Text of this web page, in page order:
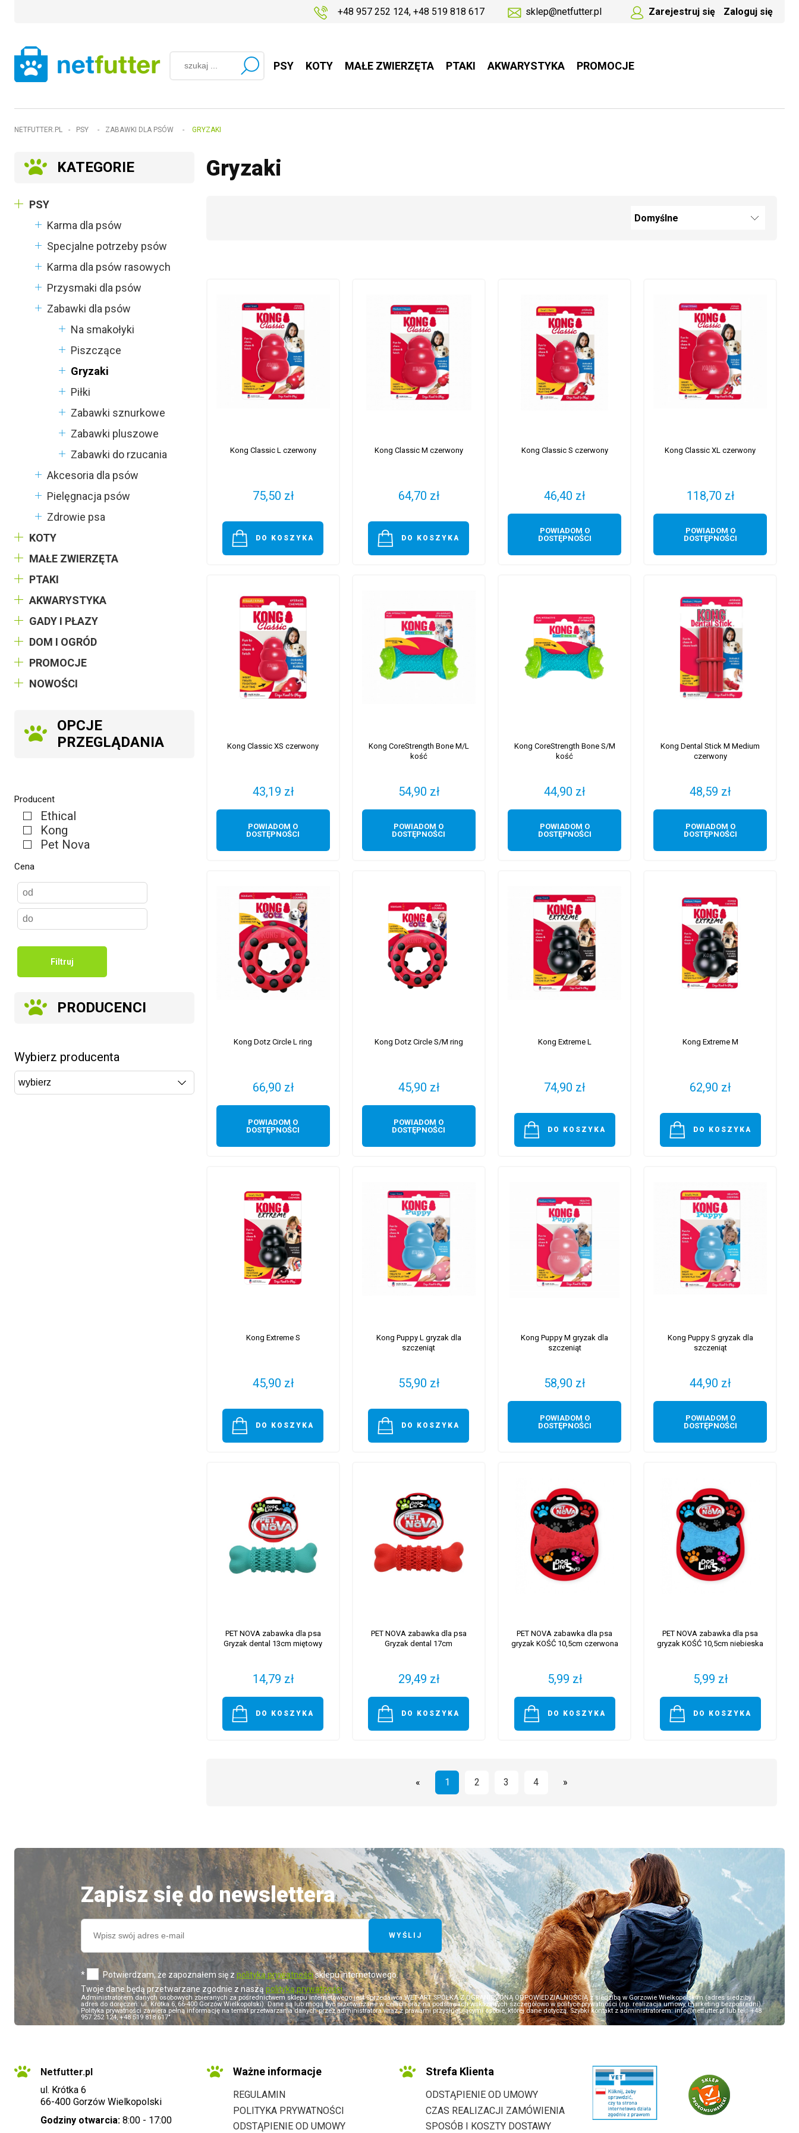
+48 957 252 124, +48 519 818 617 sklep@netfutter.pl Zarejestruj się Zaloguj się
PSY KOTY MAŁE ZWIERZĘTA PTAKI AKWARYSTYKA PROMOCJE
NETFUTTER.PL - PSY - ZABAWKI DLA PSÓW - GRYZAKI
KATEGORIE
PSY
Karma dla psów
Specjalne potrzeby psów
Karma dla psów rasowych
Przysmaki dla psów
Zabawki dla psów
Na smakołyki
Piszczące
Gryzaki
Piłki
Zabawki sznurkowe
Zabawki pluszowe
Zabawki do rzucania
Akcesoria dla psów
Pielęgnacja psów
Zdrowie psa
KOTY
MAŁE ZWIERZĘTA
PTAKI
AKWARYSTYKA
GADY I PŁAZY
DOM I OGRÓD
PROMOCJE
NOWOŚCI
OPCJE
PRZEGLĄDANIA
Producent
Ethical
Kong
Pet Nova
Cena
Filtruj
PRODUCENCI
Wybierz producenta
Gryzaki
Kong Classic L czerwony
75,50 zł
DO KOSZYKA
Kong Classic M czerwony
64,70 zł
DO KOSZYKA
Kong Classic S czerwony
46,40 zł
POWIADOM O
DOSTĘPNOŚCI
Kong Classic XL czerwony
118,70 zł
POWIADOM O
DOSTĘPNOŚCI
Kong Classic XS czerwony
43,19 zł
POWIADOM O
DOSTĘPNOŚCI
Kong CoreStrength Bone M/L
kość
54,90 zł
POWIADOM O
DOSTĘPNOŚCI
Kong CoreStrength Bone S/M
kość
44,90 zł
POWIADOM O
DOSTĘPNOŚCI
Kong Dental Stick M Medium
czerwony
48,59 zł
POWIADOM O
DOSTĘPNOŚCI
Kong Dotz Circle L ring
66,90 zł
POWIADOM O
DOSTĘPNOŚCI
Kong Dotz Circle S/M ring
45,90 zł
POWIADOM O
DOSTĘPNOŚCI
Kong Extreme L
74,90 zł
DO KOSZYKA
Kong Extreme M
62,90 zł
DO KOSZYKA
Kong Extreme S
45,90 zł
DO KOSZYKA
Kong Puppy L gryzak dla
szczeniąt
55,90 zł
DO KOSZYKA
Kong Puppy M gryzak dla
szczeniąt
58,90 zł
POWIADOM O
DOSTĘPNOŚCI
Kong Puppy S gryzak dla
szczeniąt
44,90 zł
POWIADOM O
DOSTĘPNOŚCI
PET NOVA zabawka dla psa
Gryzak dental 13cm miętowy
14,79 zł
DO KOSZYKA
PET NOVA zabawka dla psa
Gryzak dental 17cm
29,49 zł
DO KOSZYKA
PET NOVA zabawka dla psa
gryzak KOŚĆ 10,5cm czerwona
5,99 zł
DO KOSZYKA
PET NOVA zabawka dla psa
gryzak KOŚĆ 10,5cm niebieska
5,99 zł
DO KOSZYKA
« 1 2 3 4 »
Zapisz się do newslettera
WYŚLIJ
* Potwierdzam, że zapoznałem się zpolityką prywatnościsklepu internetowego.
Twoje dane będą przetwarzane zgodnie z naszą polityką prywatności
Administratorem danych osobowych zbieranych za pośrednictwem sklepu internetowego jest Sprzedawca WET-ART SPÓŁKA Z OGRANICZONĄ ODPOWIEDZIALNOŚCIĄ z siedzibą w Gorzowie Wielkopolskim (adres siedziby i
adres do doręczeń: ul. Krótka 6, 66-400 Gorzów Wielkopolski). Dane są lub mogą być przetwarzane w celach oraz na podstawach wskazanych szczegółowo w polityce prywatności (np. realizacja umowy, marketing bezpośredni).
Polityka prywatności zawiera pełną informację na temat przetwarzania danych przez administratora wraz z prawami przysługującymi osobie, której dane dotyczą. Szybki kontakt z administratorem: info@netfutter.pl lub tel.: +48
957 252 124, +48 519 818 617"
Netfutter.pl
ul. Krótka 6
66-400 Gorzów Wielkopolski
Godziny otwarcia: 8:00 - 17:00
Ważne informacje
REGULAMIN
POLITYKA PRYWATNOŚCI
ODSTĄPIENIE OD UMOWY
Strefa Klienta
ODSTĄPIENIE OD UMOWY
CZAS REALIZACJI ZAMÓWIENIA
SPOSÓB I KOSZTY DOSTAWY